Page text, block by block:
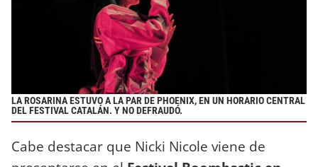
LA ROSARINA ESTUVO A LA PAR DE PHOENIX, EN UN HORARIO CENTRAL
DEL FESTIVAL CATALÁN. Y NO DEFRAUDÓ.
Cabe destacar que Nicki Nicole viene de